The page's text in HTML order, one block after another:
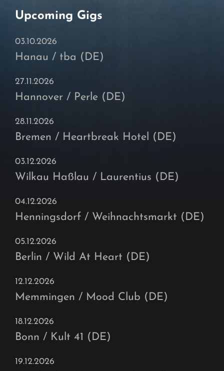
Upcoming Gigs
03.10.2026
Hanau / tba (DE)
27.11.2026
Hannover / Perle (DE)
28.11.2026
Bremen / Heartbreak Hotel (DE)
03.12.2026
Wilkau Haßlau / Laurentius (DE)
04.12.2026
Henningsdorf / Weihnachtsmarkt (DE)
05.12.2026
Berlin / Wild At Heart (DE)
12.12.2026
Memmingen / Mood Club (DE)
18.12.2026
Bonn / Kult 41 (DE)
19.12.2026